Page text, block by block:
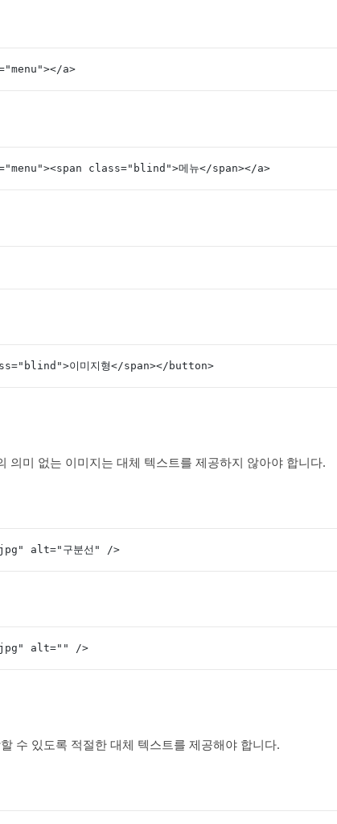
a>
class="blind">메뉴</span></a>
이미지형</span></button>
의미 없는 이미지는 대체 텍스트를 제공하지 않아야 합니다.
alt="구분선" />
alt="" />
수 있도록 적절한 대체 텍스트를 제공해야 합니다.